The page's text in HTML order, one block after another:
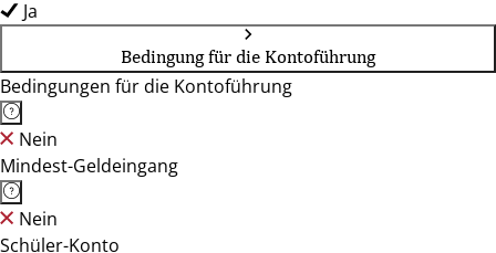
Ja
Bedingung für die Kontoführung
Bedingungen für die Kontoführung
Nein
Mindest-Geldeingang
Nein
Schüler-Konto